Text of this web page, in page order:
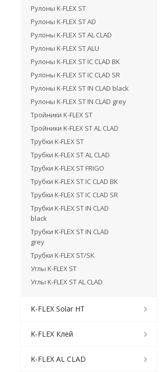
Рулоны K-FLEX ST
Рулоны K-FLEX ST AD
Рулоны K-FLEX ST AL CLAD
Рулоны K-FLEX ST ALU
Рулоны K-FLEX ST IC CLAD BK
Рулоны K-FLEX ST IC CLAD SR
Рулоны K-FLEX ST IN CLAD black
Рулоны K-FLEX ST IN CLAD grey
Тройники K-FLEX ST
Тройники K-FLEX ST AL CLAD
Трубки K-FLEX ST
Трубки K-FLEX ST AL CLAD
Трубки K-FLEX ST FRIGO
Трубки K-FLEX ST IC CLAD BK
Трубки K-FLEX ST IC CLAD SR
Трубки K-FLEX ST IN CLAD
black
Трубки K-FLEX ST IN CLAD
grey
Трубки K-FLEX ST/SK
Углы K-FLEX ST
Углы K-FLEX ST AL CLAD
K-FLEX Solar HT
K-FLEX Клей
K-FLEX AL CLAD